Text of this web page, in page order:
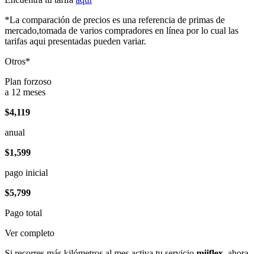
*La comparación de precios es una referencia de primas de
mercado,tomada de varios compradores en línea por lo cual las
tarifas aqui presentadas pueden variar.
Otros*
Plan forzoso
a 12 meses
$4,119
anual
$1,599
pago inicial
$5,799
Pago total
Ver completo